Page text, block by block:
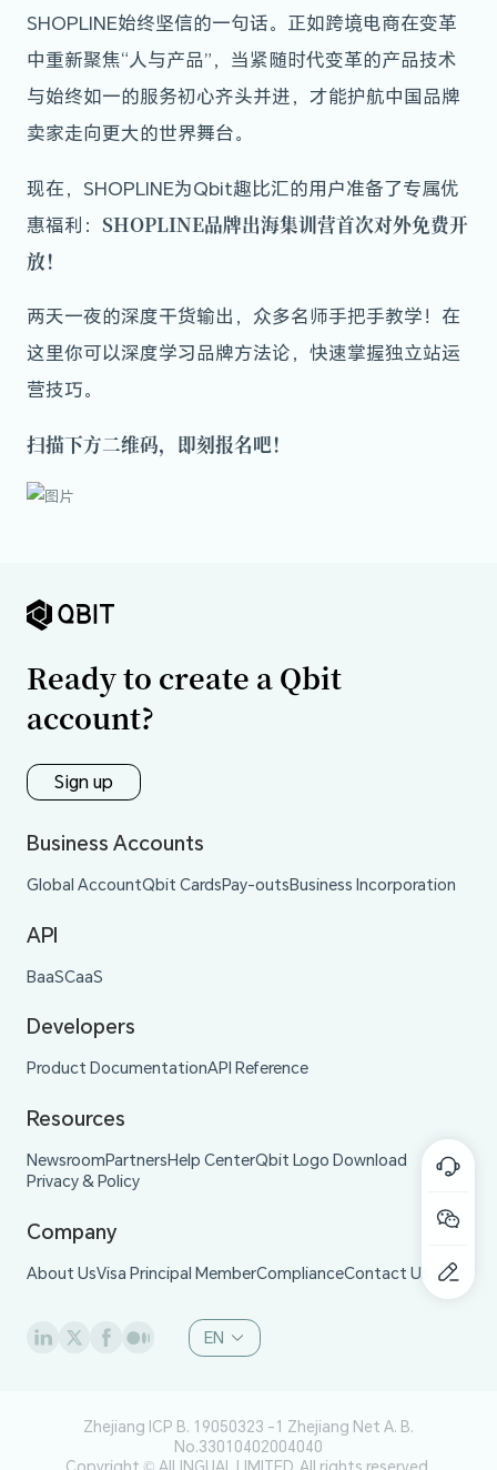
SHOPLINE始终坚信的一句话。正如跨境电商在变革
中重新聚焦“人与产品”，当紧随时代变革的产品技术
与始终如一的服务初心齐头并进，才能护航中国品牌
卖家走向更大的世界舞台。
现在，SHOPLINE为Qbit趣比汇的用户准备了专属优
惠福利： SHOPLINE品牌出海集训营首次对外免费开
放！
两天一夜的深度干货输出，众多名师手把手教学！在
这里你可以深度学习品牌方法论，快速掌握独立站运
营技巧。
扫描下方二维码，即刻报名吧！
Ready to create a Qbit
account?
Sign up
Business Accounts
Global AccountQbit CardsPay-outsBusiness Incorporation
API
BaaSCaaS
Developers
Product DocumentationAPI Reference
Resources
NewsroomPartnersHelp CenterQbit Logo Download
Privacy & Policy
Company
About UsVisa Principal MemberComplianceContact Us
EN
Zhejiang ICP B. 19050323 -1 Zhejiang Net A. B.
No.33010402004040